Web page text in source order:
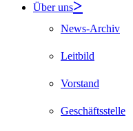
Über uns
News-Archiv
Leitbild
Vorstand
Geschäftsstelle